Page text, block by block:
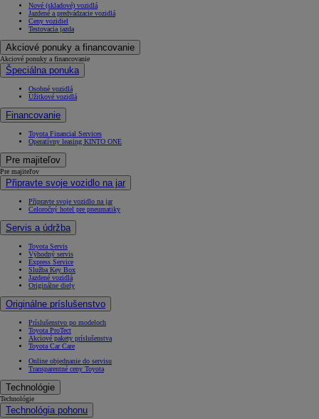
Nové (skladové) vozidlá
Jazdené a predvádzacie vozidlá
Ceny vozidiel
Testovacia jazda
Akciové ponuky a financovanie
Akciové ponuky a financovanie
Špeciálna ponuka
Osobné vozidlá
Úžitkové vozidlá
Financovanie
Toyota Financial Services
Operatívny leasing KINTO ONE
Pre majiteľov
Pre majiteľov
Připravte svoje vozidlo na jar
Připravte svoje vozidlo na jar
Celoročný hotel pre pneumatiky
Servis a údržba
Toyota Servis
Výhodný servis
Express Service
Služba Key Box
Jazdené vozidlá
Originálne diely
Originálne príslušenstvo
Príslušenstvo po modeloch
Toyota ProTect
Akciové pakety príslušenstva
Toyota Car Care
Online objednanie do servisu
Transparentné ceny Toyota
Technológie
Technológie
Technológia pohonu